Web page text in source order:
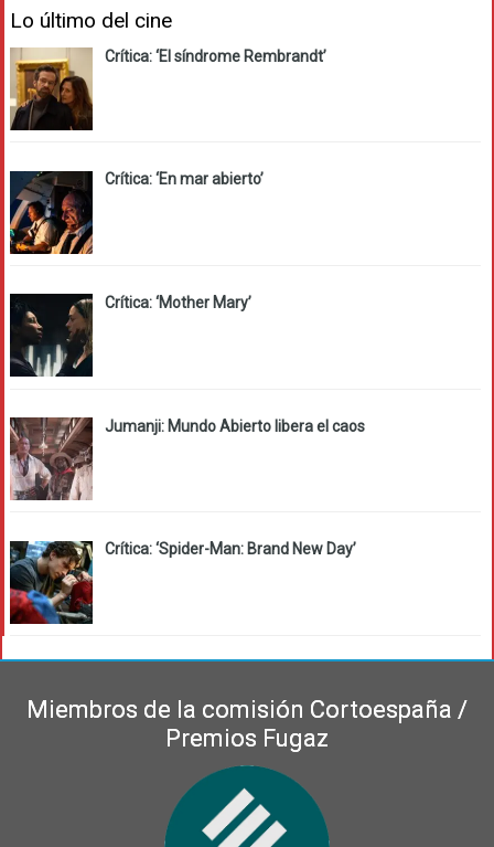
Lo último del cine
Crítica: ‘El síndrome Rembrandt’
Crítica: ‘En mar abierto’
Crítica: ‘Mother Mary’
Jumanji: Mundo Abierto libera el caos
Crítica: ‘Spider-Man: Brand New Day’
Miembros de la comisión Cortoespaña /
Premios Fugaz